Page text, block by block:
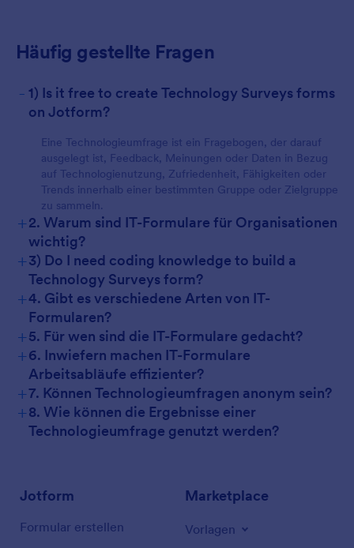
Häufig gestellte Fragen
- 1) Is it free to create Technology Surveys forms
on Jotform?
Eine Technologieumfrage ist ein Fragebogen, der darauf
ausgelegt ist, Feedback, Meinungen oder Daten in Bezug
auf Technologienutzung, Zufriedenheit, Fähigkeiten oder
Trends innerhalb einer bestimmten Gruppe oder Zielgruppe
zu sammeln.
+2. Warum sind IT-Formulare für Organisationen
wichtig?
+3) Do I need coding knowledge to build a
Technology Surveys form?
+4. Gibt es verschiedene Arten von IT-
Formularen?
+5. Für wen sind die IT-Formulare gedacht?
+6. Inwiefern machen IT-Formulare
Arbeitsabläufe effizienter?
+7. Können Technologieumfragen anonym sein?
+8. Wie können die Ergebnisse einer
Technologieumfrage genutzt werden?
Jotform
Formular erstellen
Marketplace
Vorlagen